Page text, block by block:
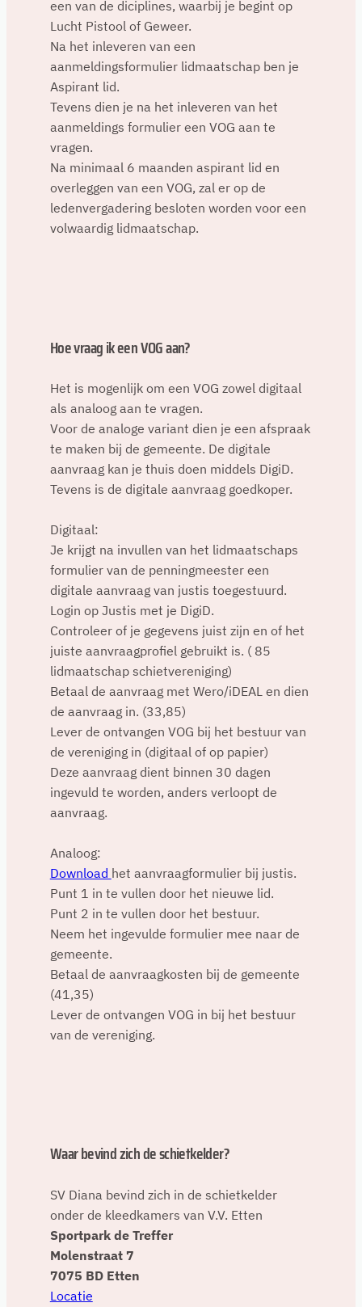
een van de diciplines, waarbij je begint op
Lucht Pistool of Geweer.
Na het inleveren van een
aanmeldingsformulier lidmaatschap ben je
Aspirant lid.
Tevens dien je na het inleveren van het
aanmeldings formulier een VOG aan te
vragen.
Na minimaal 6 maanden aspirant lid en
overleggen van een VOG, zal er op de
ledenvergadering besloten worden voor een
volwaardig lidmaatschap.
Hoe vraag ik een VOG aan?
Het is mogenlijk om een VOG zowel digitaal
als analoog aan te vragen.
Voor de analoge variant dien je een afspraak
te maken bij de gemeente. De digitale
aanvraag kan je thuis doen middels DigiD.
Tevens is de digitale aanvraag goedkoper.
Digitaal:
Je krijgt na invullen van het lidmaatschaps
formulier van de penningmeester een
digitale aanvraag van justis toegestuurd.
Login op Justis met je DigiD.
Controleer of je gegevens juist zijn en of het
juiste aanvraagprofiel gebruikt is. ( 85
lidmaatschap schietvereniging)
Betaal de aanvraag met Wero/iDEAL en dien
de aanvraag in. (33,85)
Lever de ontvangen VOG bij het bestuur van
de vereniging in (digitaal of op papier)
Deze aanvraag dient binnen 30 dagen
ingevuld te worden, anders verloopt de
aanvraag.
Analoog:
Download het aanvraagformulier bij justis.
Punt 1 in te vullen door het nieuwe lid.
Punt 2 in te vullen door het bestuur.
Neem het ingevulde formulier mee naar de
gemeente.
Betaal de aanvraagkosten bij de gemeente
(41,35)
Lever de ontvangen VOG in bij het bestuur
van de vereniging.
Waar bevind zich de schietkelder?
SV Diana bevind zich in de schietkelder
onder de kleedkamers van V.V. Etten
Sportpark de Treffer
Molenstraat 7
7075 BD Etten
Locatie